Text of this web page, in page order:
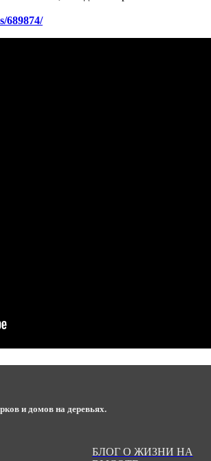
689874/
и домов на деревьях.
БЛОГ О ЖИЗНИ НА